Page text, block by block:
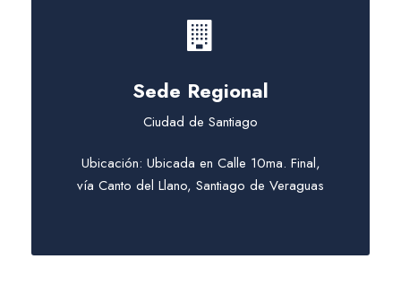
Sede Regional
Ciudad de Santiago
Ubicación: Ubicada en Calle 10ma. Final,
vía Canto del Llano, Santiago de Veraguas